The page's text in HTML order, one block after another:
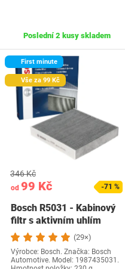
Poslední 2 kusy skladem
First minute
Vše za 99 Kč
od 99 Kč
346 Kč
-71 %
Bosch R5031 - Kabinový
filtr s aktivním uhlím
(29×)
Výrobce: Bosch. Značka: Bosch
Automotive. Model: 1987435031.